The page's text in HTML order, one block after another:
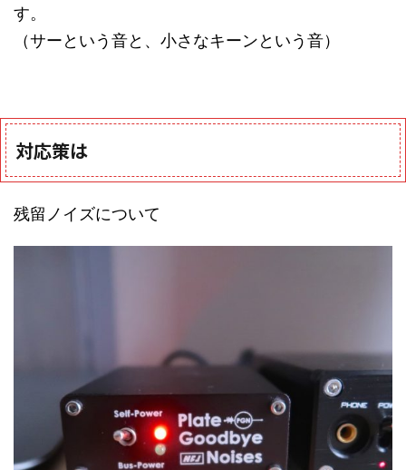
す。
（サーという音と、小さなキーンという音）
対応策は
残留ノイズについて